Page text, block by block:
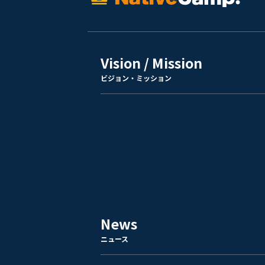
Vision / Mission
ビジョン・ミッション
News
ニュース